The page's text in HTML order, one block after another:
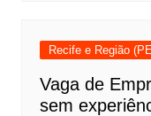
Recife e Região
Vaga de
sem